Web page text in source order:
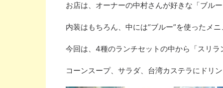
お店は、オーナーの中村さんが好きな「ブル
内装はもちろん、中には“ブルー”を使ったメ
今回は、 4種のランチセットの中から「スリ
コーンスープ、サラダ、台湾カステラにドリ